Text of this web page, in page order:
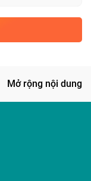
Mở rộng nội dung